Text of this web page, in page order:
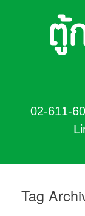
02-611-
Tag